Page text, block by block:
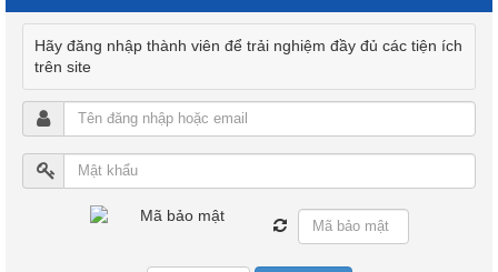
Hãy đăng nhập thành viên để trải nghiệm đầy đủ các tiện ích
trên site